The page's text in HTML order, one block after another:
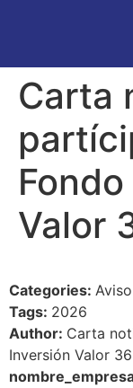
Carta
Valor
Categories: Aviso
Tags: 2026
Author: Carta
Inversión Valor